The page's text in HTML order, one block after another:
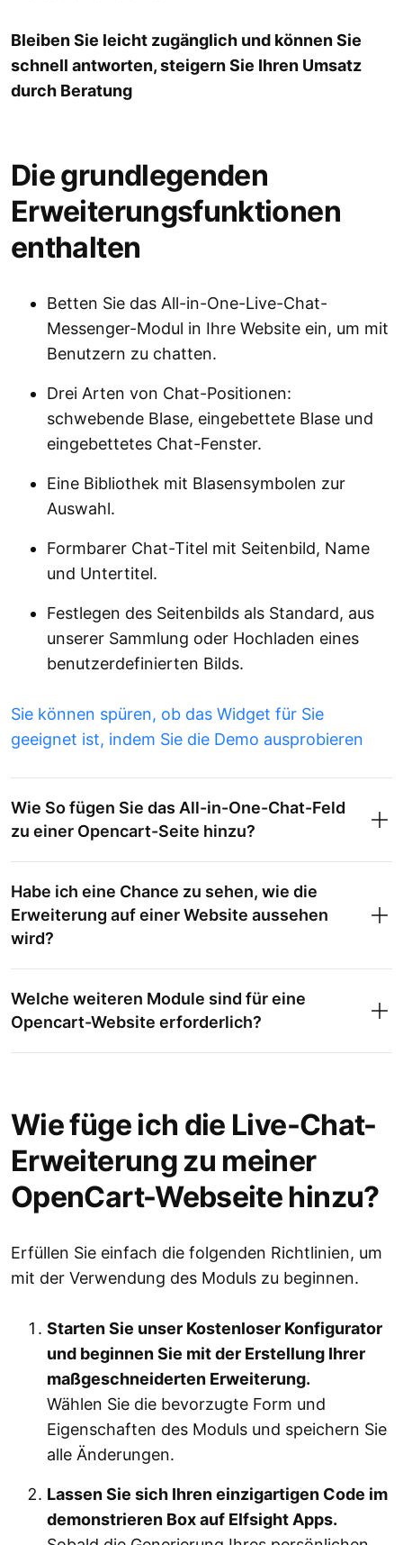
Bleiben Sie leicht zugänglich und können Sie
schnell antworten, steigern Sie Ihren Umsatz
durch Beratung
Die grundlegenden
Erweiterungsfunktionen
enthalten
Betten Sie das All-in-One-Live-Chat-
Messenger-Modul in Ihre Website ein, um mit
Benutzern zu chatten.
Drei Arten von Chat-Positionen:
schwebende Blase, eingebettete Blase und
eingebettetes Chat-Fenster.
Eine Bibliothek mit Blasensymbolen zur
Auswahl.
Formbarer Chat-Titel mit Seitenbild, Name
und Untertitel.
Festlegen des Seitenbilds als Standard, aus
unserer Sammlung oder Hochladen eines
benutzerdefinierten Bilds.
Sie können spüren, ob das Widget für Sie
geeignet ist, indem Sie die Demo ausprobieren
Wie So fügen Sie das All-in-One-Chat-Feld
zu einer Opencart-Seite hinzu?
Habe ich eine Chance zu sehen, wie die
Erweiterung auf einer Website aussehen
wird?
Welche weiteren Module sind für eine
Opencart-Website erforderlich?
Wie füge ich die Live-Chat-
Erweiterung zu meiner
OpenCart-Webseite hinzu?
Erfüllen Sie einfach die folgenden Richtlinien, um
mit der Verwendung des Moduls zu beginnen.
Starten Sie unser Kostenloser Konfigurator
und beginnen Sie mit der Erstellung Ihrer
maßgeschneiderten Erweiterung.
Wählen Sie die bevorzugte Form und
Eigenschaften des Moduls und speichern Sie
alle Änderungen.
Lassen Sie sich Ihren einzigartigen Code im
demonstrieren Box auf Elfsight Apps.